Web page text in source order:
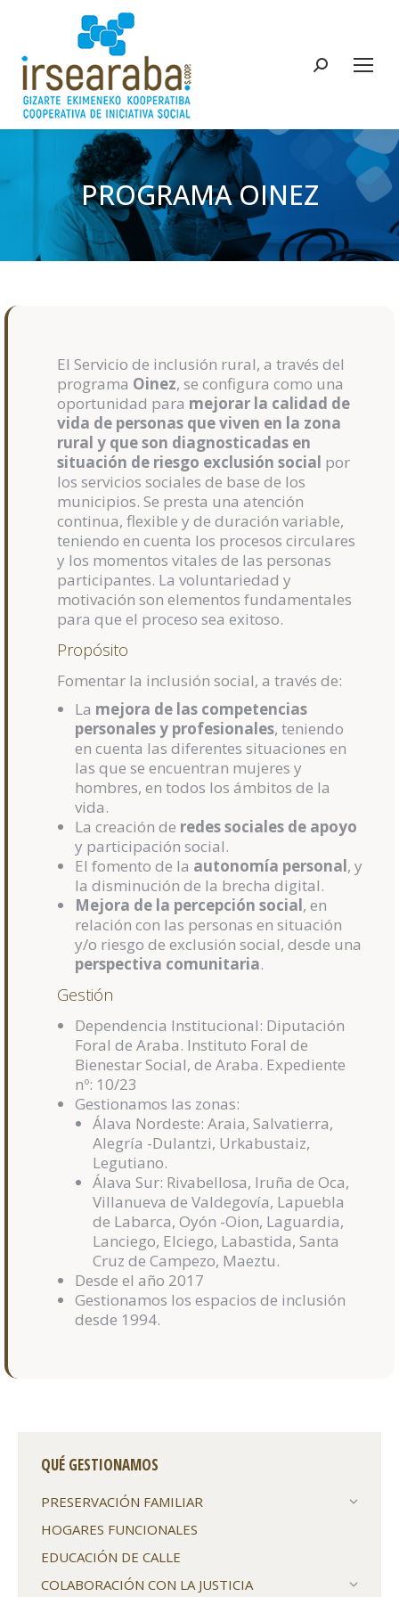
Buscar:
PROGRAMA OINEZ
Estás aquí:
El Servicio de inclusión rural, a través del
programa Oinez, se configura como una
oportunidad para mejorar la calidad de
vida de personas que viven en la zona
rural y que son diagnosticadas en
situación de riesgo exclusión social por
los servicios sociales de base de los
municipios. Se presta una atención
continua, flexible y de duración variable,
teniendo en cuenta los procesos circulares
y los momentos vitales de las personas
participantes. La voluntariedad y
motivación son elementos fundamentales
para que el proceso sea exitoso.
Propósito
Fomentar la inclusión social, a través de:
La mejora de las competencias
personales y profesionales, teniendo
en cuenta las diferentes situaciones en
las que se encuentran mujeres y
hombres, en todos los ámbitos de la
vida.
La creación de redes sociales de apoyo
y participación social.
El fomento de la autonomía personal, y
la disminución de la brecha digital.
Mejora de la percepción social, en
relación con las personas en situación
y/o riesgo de exclusión social, desde una
perspectiva comunitaria.
Gestión
Dependencia Institucional: Diputación
Foral de Araba. Instituto Foral de
Bienestar Social, de Araba. Expediente
nº: 10/23
Gestionamos las zonas:
Álava Nordeste: Araia, Salvatierra,
Alegría -Dulantzi, Urkabustaiz,
Legutiano.
Álava Sur: Rivabellosa, Iruña de Oca,
Villanueva de Valdegovía, Lapuebla
de Labarca, Oyón -Oion, Laguardia,
Lanciego, Elciego, Labastida, Santa
Cruz de Campezo, Maeztu.
Desde el año 2017
Gestionamos los espacios de inclusión
desde 1994.
QUÉ GESTIONAMOS
PRESERVACIÓN FAMILIAR
HOGARES FUNCIONALES
EDUCACIÓN DE CALLE
COLABORACIÓN CON LA JUSTICIA